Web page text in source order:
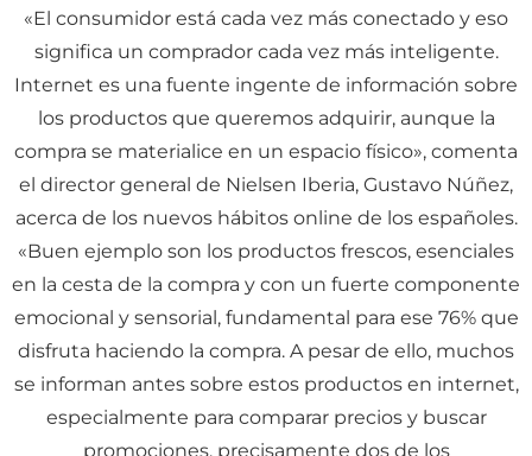
«El consumidor está cada vez más conectado y eso
significa un comprador cada vez más inteligente.
Internet es una fuente ingente de información sobre
los productos que queremos adquirir, aunque la
compra se materialice en un espacio físico», comenta
el director general de Nielsen Iberia, Gustavo Núñez,
acerca de los nuevos hábitos online de los españoles.
«Buen ejemplo son los productos frescos, esenciales
en la cesta de la compra y con un fuerte componente
emocional y sensorial, fundamental para ese 76% que
disfruta haciendo la compra. A pesar de ello, muchos
se informan antes sobre estos productos en internet,
especialmente para comparar precios y buscar
promociones, precisamente dos de los